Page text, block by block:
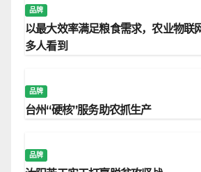
品牌
以最大效率满足粮食需求，农业物联
多人看到
品牌
台州“硬核”服务助农抓生产
品牌